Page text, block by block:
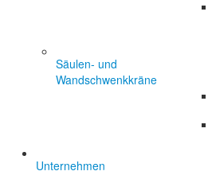
Säulen- und
Wandschwenkkräne
Unternehmen